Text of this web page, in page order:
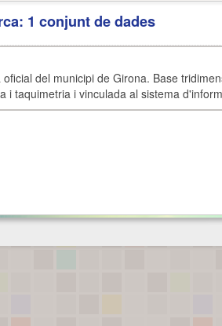
1 conjunt de dades
del municipi de Girona. Base
i taquimetria i vinculada al sistema